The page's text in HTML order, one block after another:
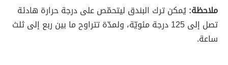
ملاحظة:يُمكن ترك البندق ليتحمّص على درجة حرارة هادئة
تصل إلى 125 درجة مئويّة، ولمدّة تتراوح ما بين ربع إلى ثلث
ساعة.